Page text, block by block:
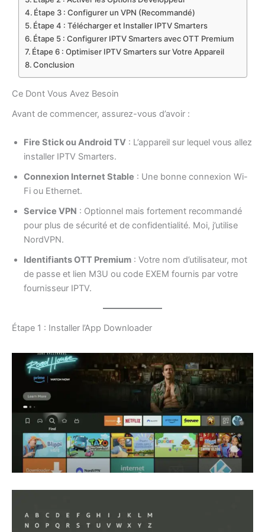
Étape 3 : Configurer un VPN (Recommandé)
Étape 4 : Télécharger et Installer IPTV Smarters
Étape 5 : Configurer IPTV Smarters avec OTT Premium
Étape 6 : Optimiser IPTV Smarters sur Votre Appareil
Conclusion
Ce Dont Vous Avez Besoin
Avant de commencer, assurez-vous d’avoir :
Fire Stick ou Android TV : L’appareil sur lequel vous allez
installer IPTV Smarters.
Connexion Internet Stable : Une bonne connexion Wi-
Fi ou Ethernet.
Service VPN : Optionnel mais fortement recommandé
pour plus de sécurité et de confidentialité. Moi, j’utilise
NordVPN.
Identifiants OTT Premium : Votre nom d’utilisateur, mot
de passe et lien M3U ou code EXEM fournis par votre
fournisseur IPTV.
Étape 1 : Installer l’App Downloader